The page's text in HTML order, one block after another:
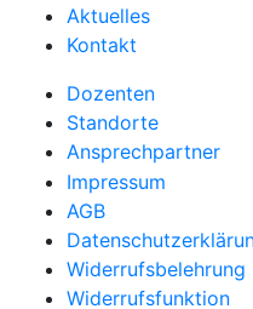
Aktuelles
Kontakt
Dozenten
Standorte
Ansprechpartner
Impressum
AGB
Widerrufsbelehrung
Widerrufsfunktion